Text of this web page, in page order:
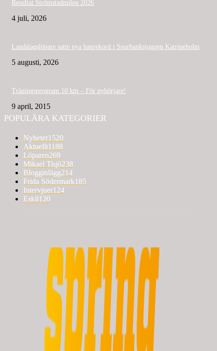
Resultat Strömstadmilen 2026
4 juli, 2026
Landslagslöpare satte nya banrekord i Sparbanksjoggen Katrineholm
5 augusti, 2026
Träningsprogram 10 km – För nybörjare!
9 april, 2015
POPULÄRA KATEGORIER
Nyheter1520
Aktuellt1188
Löparen269
Mikael Tisjö238
Blogginlägg214
Frida Södermark185
Intervjuer124
Eskil120